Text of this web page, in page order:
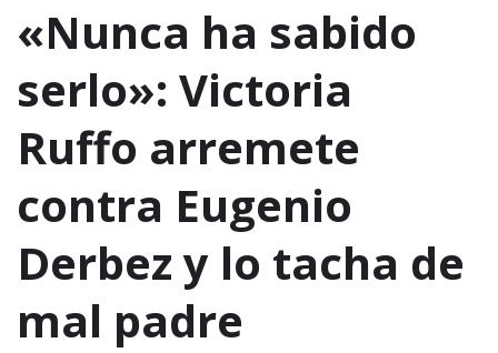
«Nunca ha sabido
serlo»: Victoria
Ruffo arremete
contra Eugenio
Derbez y lo tacha de
mal padre